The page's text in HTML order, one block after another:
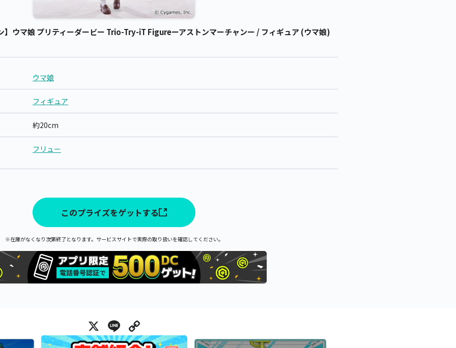
】ウマ娘 プリティーダービー Trio-Try-iT Figureーアストンマーチャンー / フィギュア (ウマ娘)
ウマ娘
フィギュア
約20cm
フリュー
このプライズをゲットする
※在庫がなくなり次第終了となります。サービスサイトで実際の取り扱いを確認してください。
X Line